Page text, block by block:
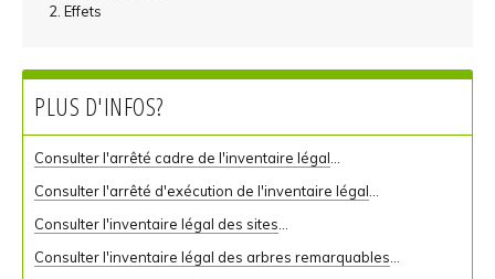
Effets
PLUS D'INFOS?
Consulter l'arrêté cadre de l'inventaire légal
Consulter l'arrêté d'exécution de l'inventaire légal
Consulter l'inventaire légal des sites
Consulter l'inventaire légal des arbres remarquables